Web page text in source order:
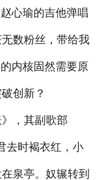
心瑜的吉他弹唱
数粉丝，带给我
内核固然需要原
创新？
，其副歌部
去时褐衣红，小
泉亭。奴辗转到